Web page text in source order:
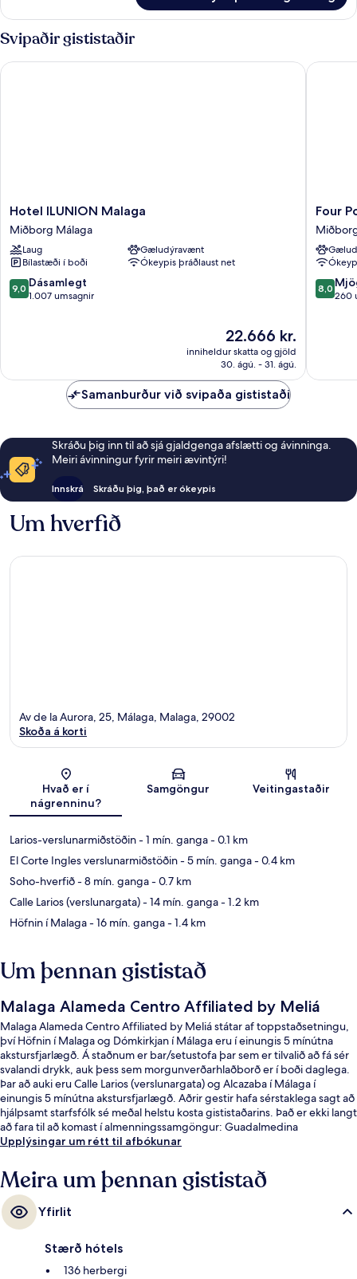
Family
Room
Svipaðir gististaðir
Hotel
ILUNION
Malaga
Miðborg
Málaga
Hotel ILUNION Malaga
Miðborg Málaga
Laug
Gæludýravænt
Bílastæði í boði
Ókeypis þráðlaust net
9.0
af
9,0 Dásamlegt
1.007 umsagnir
Verðið
22.666 kr.
22.666 kr.
inniheldur skatta og gjöld
30. ágú. - 31. ágú.
Hotel ILUNION Malaga
Four
Points
Flex
by
Malaga
Centre
Four
8.0
af
8,0
260
Four
Samanburður við svipaða gististaði
Skráðu þig inn til að sjá gjaldgenga afslætti og ávinninga.
Meiri ávinningur fyrir meiri ævintýri!
Innskrá Skráðu þig, það er ókeypis
Um hverfið
Kort
Av de la Aurora, 25, Málaga, Malaga, 29002
Skoða á korti
Hvað er í
nágrenninu?
Samgöngur Veitingastaðir
Larios-verslunarmiðstöðin- 1 mín. ganga- 0.1 km
El Corte Ingles verslunarmiðstöðin- 5 mín. ganga- 0.4 km
Soho-hverfið- 8 mín. ganga- 0.7 km
Calle Larios (verslunargata)- 14 mín. ganga- 1.2 km
Höfnin í Malaga- 16 mín. ganga- 1.4 km
Um þennan gististað
Malaga Alameda Centro Affiliated by Meliá
Malaga Alameda Centro Affiliated by Meliá státar af toppstaðsetningu,
því Höfnin í Malaga og Dómkirkjan í Málaga eru í einungis 5 mínútna
akstursfjarlægð. Á staðnum er bar/setustofa þar sem er tilvalið að fá sér
svalandi drykk, auk þess sem morgunverðarhlaðborð er í boði daglega.
Þar að auki eru Calle Larios (verslunargata) og Alcazaba í Málaga í
einungis 5 mínútna akstursfjarlægð. Aðrir gestir hafa sérstaklega sagt að
hjálpsamt starfsfólk sé meðal helstu kosta gististaðarins. Það er ekki langt
að fara til að komast í almenningssamgöngur: Guadalmedina
lestarstöðin er í 5 mínútna göngufjarlægð og El Perchel lestarstöðin í 8
Upplýsingar um rétt til afbókunar
Meira um þennan gististað
Yfirlit
Stærð hótels
136 herbergi